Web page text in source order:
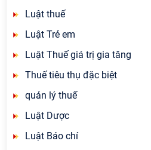
Luật thuế
Luật Trẻ em
Luật Thuế giá trị gia tăng
Thuế tiêu thụ đặc biệt
quản lý thuế
Luật Dược
Luật Báo chí